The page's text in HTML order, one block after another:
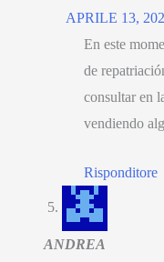
APRILE 13,
En este
de
consultar en
vendiendo
Risponditore
ANDREA